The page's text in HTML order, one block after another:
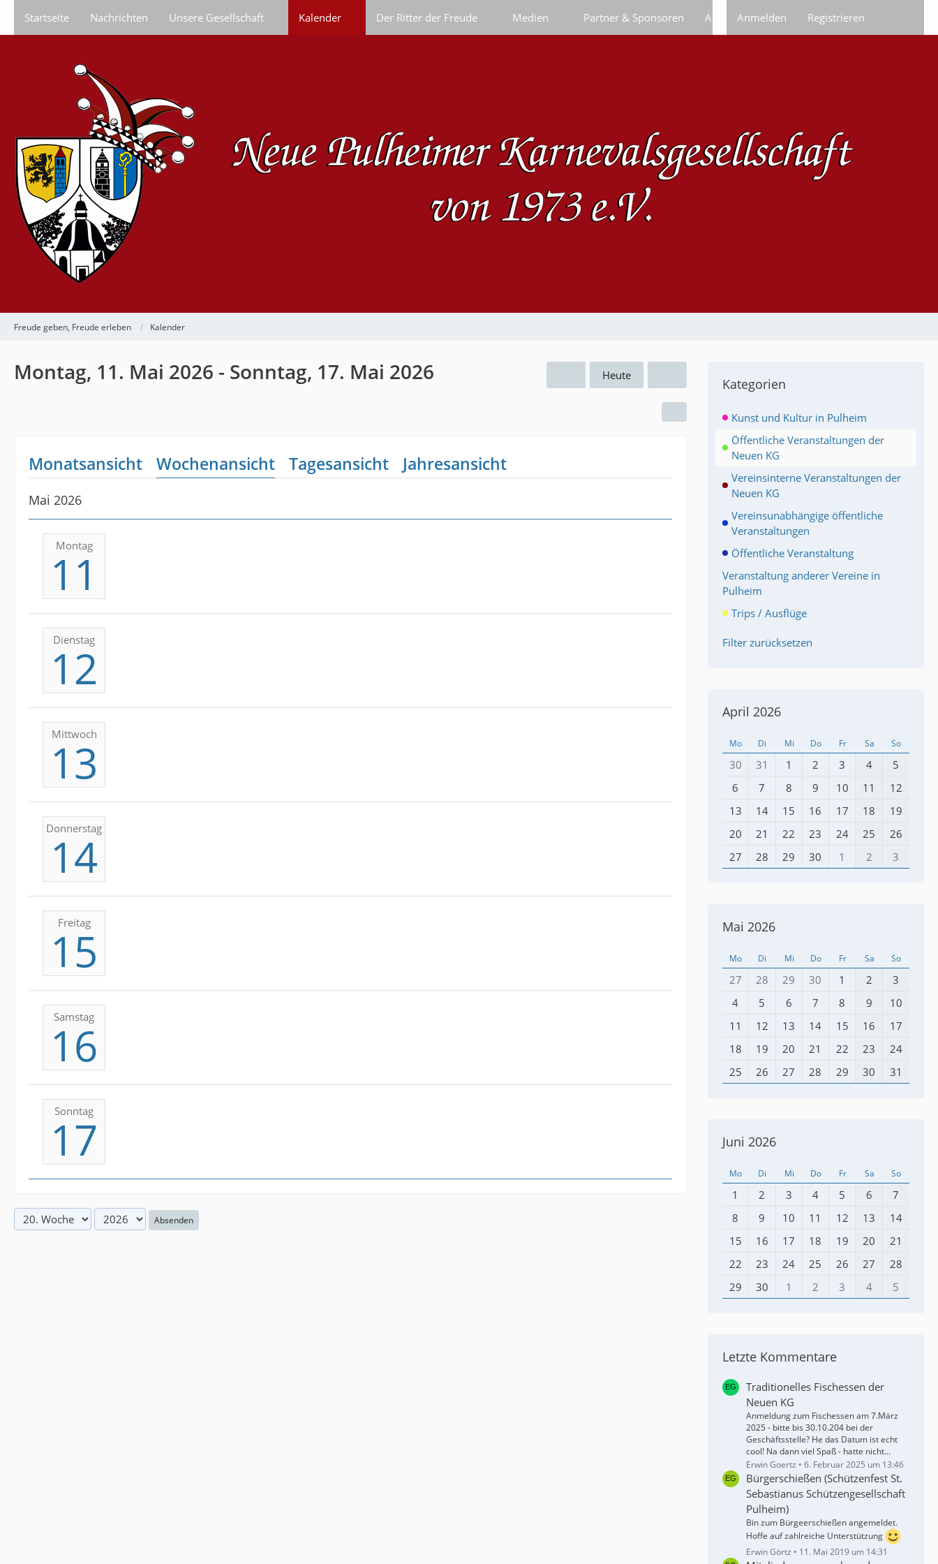
Startseite Nachrichten Unsere Gesellschaft Kalender Der Ritter der Freude Medien Partner & Sponsoren Anfragen/Bestellungen
Anmelden Registrieren
Freude geben, Freude erleben Kalender
Montag, 11. Mai 2026 - Sonntag, 17. Mai 2026 Heute
Monatsansicht Wochenansicht Tagesansicht Jahresansicht
Mai 2026
Montag
11
Dienstag
12
Mittwoch
13
Donnerstag
14
Freitag
15
Samstag
16
Sonntag
17
Absenden
Kategorien
Kunst und Kultur in Pulheim
Öffentliche Veranstaltungen der
Neuen KG
Vereinsinterne Veranstaltungen der
Neuen KG
Vereinsunabhängige öffentliche
Veranstaltungen
Öffentliche Veranstaltung
Veranstaltung anderer Vereine in
Pulheim
Trips / Ausflüge
Filter zurücksetzen
April 2026
Mo Di Mi Do Fr Sa So
30 31 1 2 3 4
5
6
7 8 9 10 11
12
13
14 15 16 17 18
19
20
21 22 23 24 25
26
27
28 29 30 1 2 3
Mai 2026
Mo Di Mi Do Fr Sa So
27 28 29 30 1 2
3
4
5 6 7 8 9
10
11
12 13 14 15 16
17
18
19 20 21 22 23
24
25
26 27 28 29 30 31
Juni 2026
Mo Di Mi Do Fr Sa So
1 2 3 4 5 6
7
8
9 10 11 12 13
14
15
16 17 18 19 20
21
22
23 24 25 26 27
28
29
30 1 2 3 4 5
Letzte Kommentare
Traditionelles Fischessen der
Neuen KG
Anmeldung zum Fischessen am 7.März
2025 - bitte bis 30.10.204 bei der
Geschäftsstelle? He das Datum ist echt
cool! Na dann viel Spaß - hatte nicht…
Erwin Goertz
6. Februar 2025 um 13:46
Bürgerschießen (Schützenfest St.
Sebastianus Schützengesellschaft
Pulheim)
Bin zum Bürgeerschießen angemeldet.
Hoffe auf zahlreiche Unterstützung
Erwin Görtz
11. Mai 2019 um 14:31